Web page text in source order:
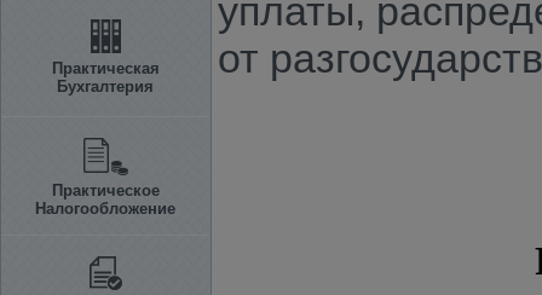
Практическая
Бухгалтерия
Практическое
Налогообложение
уплаты,
от